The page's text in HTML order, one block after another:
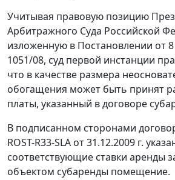
Учитывая правовую позицию
Арбитражного Суда Российской
изложенную в Постановлении от
1051/08, суд первой инстанции
что в качестве размера
обогащения может быть принят
платы, указанный в договоре
В подписанном сторонами
ROST-R33-SLA от 31.12.2009 г.
соответствующие ставки аренды
объектом субаренды помещение.